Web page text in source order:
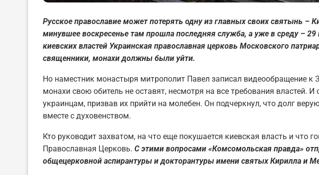
Русское православие может потерять одну из главных своих святынь –
минувшее воскресенье там прошла последняя служба, а уже в среду –
киевских властей Украинская православная церковь Московского
священники, монахи должны были уйти.
Но наместник монастыря митрополит Павел записал видеообращение к
монахи свою обитель не оставят, несмотря на все требования властей.
украинцам, призвав их прийти на молебен. Он подчеркнул, что долг
вместе с духовенством.
Кто руководит захватом, на что еще покушается киевская власть и что
Православная Церковь. С этими вопросами «Комсомольская правда»
общецерковной аспирантуры и докторантуры имени святых Кирилла и